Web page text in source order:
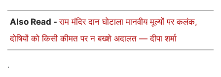
Also Read -राम मंदिर दान घोटाला मानवीय मूल्यों पर कलंक,
दोषियों को किसी कीमत पर न बख्शे अदालत — दीपा शर्मा
.